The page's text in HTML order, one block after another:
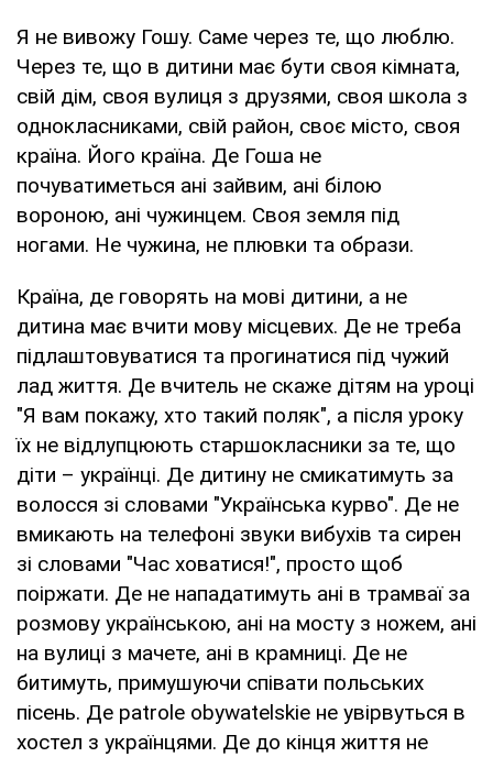
Я не вивожу Гошу. Саме через те, що люблю.
Через те, що в дитини має бути своя кімната,
свій дім, своя вулиця з друзями, своя школа з
однокласниками, свій район, своє місто, своя
країна. Його країна. Де Гоша не
почуватиметься ані зайвим, ані білою
вороною, ані чужинцем. Своя земля під
ногами. Не чужина, не плювки та образи.
Країна, де говорять на мові дитини, а не
дитина має вчити мову місцевих. Де не треба
підлаштовуватися та прогинатися під чужий
лад життя. Де вчитель не скаже дітям на уроці
"Я вам покажу, хто такий поляк", а після уроку
їх не відлупцюють старшокласники за те, що
діти – українці. Де дитину не смикатимуть за
волосся зі словами "Українська курво". Де не
вмикають на телефоні звуки вибухів та сирен
зі словами "Час ховатися!", просто щоб
поіржати. Де не нападатимуть ані в трамваї за
розмову українською, ані на мосту з ножем, ані
на вулиці з мачете, ані в крамниці. Де не
битимуть, примушуючи співати польських
пісень. Де patrole obywatelskie не увірвуться в
хостел з українцями. Де до кінця життя не